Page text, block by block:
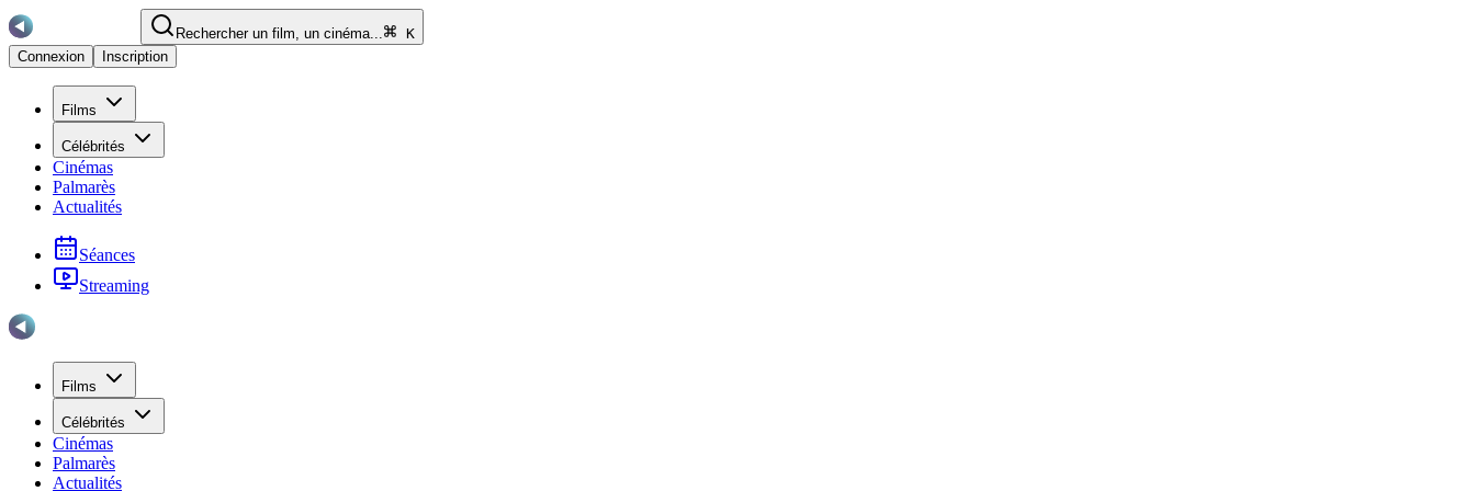
Rechercher un film, un cinéma...
K
Connexion
Inscription
Films
Célébrités
Cinémas
Palmarès
Actualités
Séances
Streaming
Films
Célébrités
Cinémas
Palmarès
Actualités